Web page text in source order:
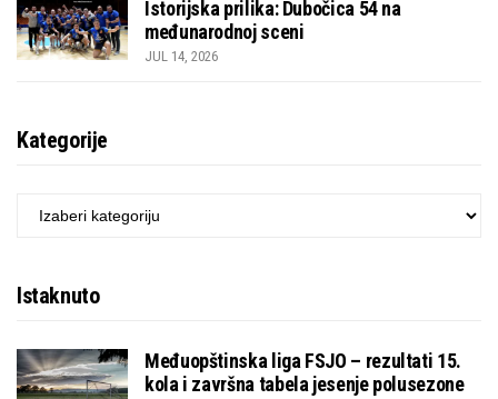
Istorijska prilika: Dubočica 54 na
međunarodnoj sceni
JUL 14, 2026
Kategorije
KATEGORIJE
Istaknuto
Međuopštinska liga FSJO – rezultati 15.
kola i završna tabela jesenje polusezone